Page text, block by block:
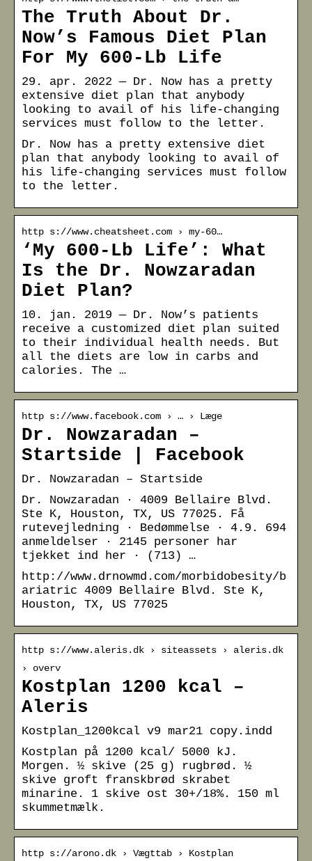
The Truth About Dr.
Now’s Famous Diet Plan
For My 600-Lb Life
29. apr. 2022 — Dr. Now has a pretty
extensive diet plan that anybody
looking to avail of his life-changing
services must follow to the letter.
Dr. Now has a pretty extensive diet
plan that anybody looking to avail of
his life-changing services must follow
to the letter.
http s://www.cheatsheet.com › my-60…
‘My 600-Lb Life’: What
Is the Dr. Nowzaradan
Diet Plan?
10. jan. 2019 — Dr. Now’s patients
receive a customized diet plan suited
to their individual health needs. But
all the diets are low in carbs and
calories. The …
http s://www.facebook.com › … › Læge
Dr. Nowzaradan –
Startside | Facebook
Dr. Nowzaradan – Startside
Dr. Nowzaradan · 4009 Bellaire Blvd.
Ste K, Houston, TX, US 77025. Få
rutevejledning · Bedømmelse · 4.9. 694
anmeldelser · 2145 personer har
tjekket ind her · (713) …
http://www.drnowmd.com/morbidobesity/b
ariatric 4009 Bellaire Blvd. Ste K,
Houston, TX, US 77025
http s://www.aleris.dk › siteassets › aleris.dk
› overv
Kostplan 1200 kcal –
Aleris
Kostplan_1200kcal v9 mar21 copy.indd
Kostplan på 1200 kcal/ 5000 kJ.
Morgen. ½ skive (25 g) rugbrød. ½
skive groft franskbrød skrabet
minarine. 1 skive ost 30+/18%. 150 ml
skummetmælk.
http s://arono.dk › Vægttab › Kostplan